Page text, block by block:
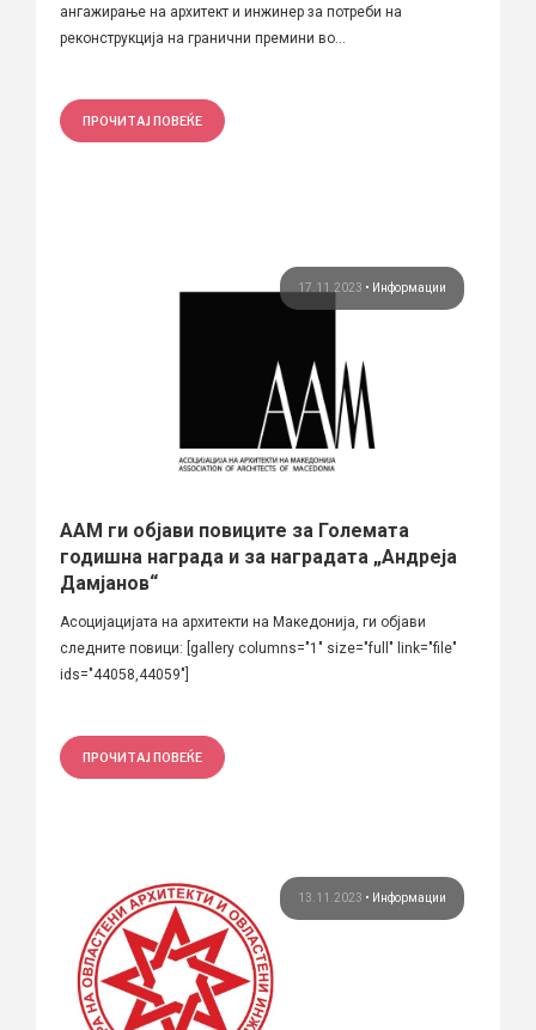
ангажирање на архитект и инжинер за потреби на
реконструкција на гранични премини во...
ПРОЧИТАЈ ПОВЕЌЕ
17.11.2023 • Информации
ААМ ги објави повиците за Големата
годишна награда и за наградата „Андреја
Дамјанов“
Асоцијацијата на архитекти на Македонија, ги објави
следните повици: [gallery columns="1" size="full" link="file"
ids="44058,44059"]
ПРОЧИТАЈ ПОВЕЌЕ
13.11.2023 • Информации